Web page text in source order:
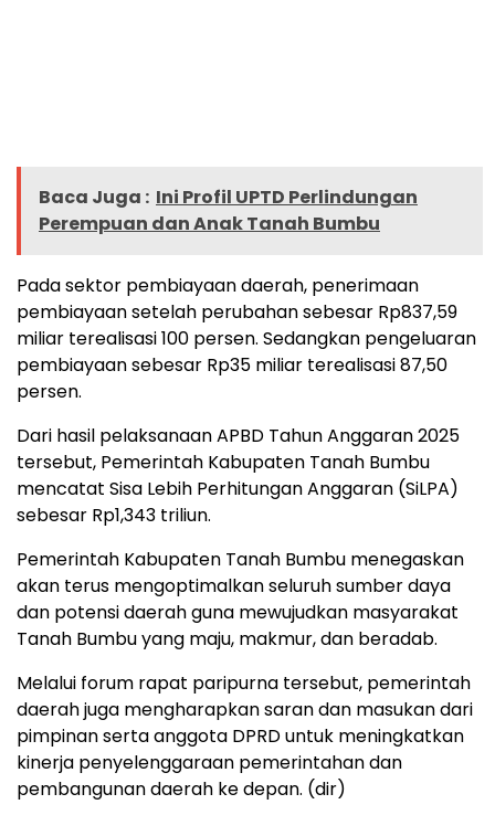
Baca Juga : Ini Profil UPTD Perlindungan
Perempuan dan Anak Tanah Bumbu
Pada sektor pembiayaan daerah, penerimaan
pembiayaan setelah perubahan sebesar Rp837,59
miliar terealisasi 100 persen. Sedangkan pengeluaran
pembiayaan sebesar Rp35 miliar terealisasi 87,50
persen.
Dari hasil pelaksanaan APBD Tahun Anggaran 2025
tersebut, Pemerintah Kabupaten Tanah Bumbu
mencatat Sisa Lebih Perhitungan Anggaran (SiLPA)
sebesar Rp1,343 triliun.
Pemerintah Kabupaten Tanah Bumbu menegaskan
akan terus mengoptimalkan seluruh sumber daya
dan potensi daerah guna mewujudkan masyarakat
Tanah Bumbu yang maju, makmur, dan beradab.
Melalui forum rapat paripurna tersebut, pemerintah
daerah juga mengharapkan saran dan masukan dari
pimpinan serta anggota DPRD untuk meningkatkan
kinerja penyelenggaraan pemerintahan dan
pembangunan daerah ke depan. (dir)